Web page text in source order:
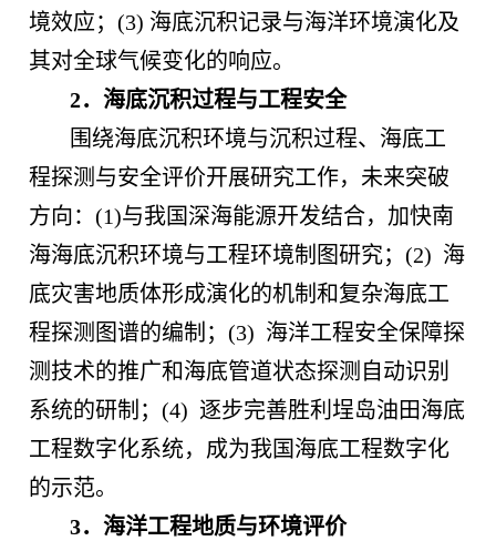
境效应；(3) 海底沉积记录与海洋环境演化及
其对全球气候变化的响应。
2．海底沉积过程与工程安全
围绕海底沉积环境与沉积过程、海底工
程探测与安全评价开展研究工作，未来突破
方向：(1)与我国深海能源开发结合，加快南
海海底沉积环境与工程环境制图研究；(2) 海
底灾害地质体形成演化的机制和复杂海底工
程探测图谱的编制；(3) 海洋工程安全保障探
测技术的推广和海底管道状态探测自动识别
系统的研制；(4) 逐步完善胜利埕岛油田海底
工程数字化系统，成为我国海底工程数字化
的示范。
3．海洋工程地质与环境评价